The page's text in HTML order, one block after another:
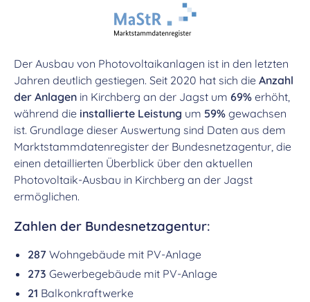
Der Ausbau von Photovoltaikanlagen ist in den letzten
Jahren deutlich gestiegen. Seit 2020 hat sich die Anzahl
der Anlagen in Kirchberg an der Jagst um 69% erhöht,
während die installierte Leistung um 59% gewachsen
ist. Grundlage dieser Auswertung sind Daten aus dem
Marktstammdatenregister der Bundesnetzagentur, die
einen detaillierten Überblick über den aktuellen
Photovoltaik-Ausbau in Kirchberg an der Jagst
ermöglichen.
Zahlen der Bundesnetzagentur:
287 Wohngebäude mit PV-Anlage
273 Gewerbegebäude mit PV-Anlage
21 Balkonkraftwerke